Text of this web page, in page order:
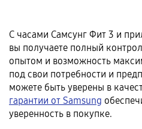
С часами Самсунг Фит 3 и
вы получаете полный
опытом и возможность
под свои потребности и
можете быть уверены в
гарантии от Samsung
уверенность в покупке.